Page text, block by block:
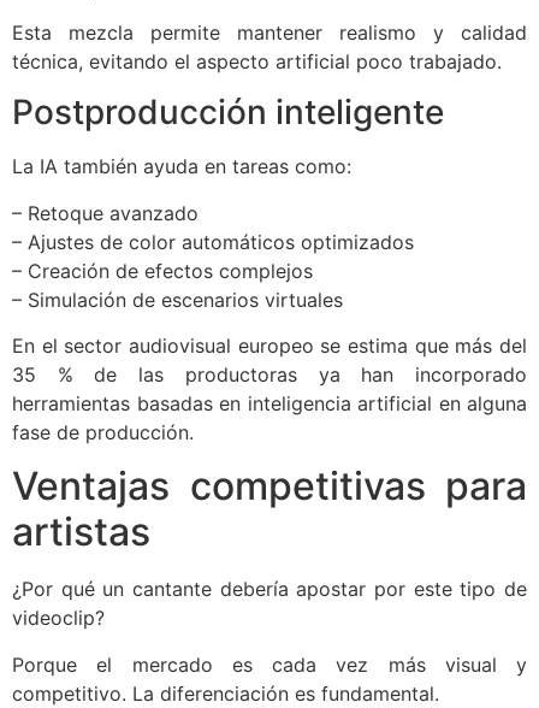
Esta mezcla permite mantener realismo y calidad
técnica, evitando el aspecto artificial poco trabajado.
Postproducción inteligente
La IA también ayuda en tareas como:
– Retoque avanzado
– Ajustes de color automáticos optimizados
– Creación de efectos complejos
– Simulación de escenarios virtuales
En el sector audiovisual europeo se estima que más del
35 % de las productoras ya han incorporado
herramientas basadas en inteligencia artificial en alguna
fase de producción.
Ventajas competitivas para
artistas
¿Por qué un cantante debería apostar por este tipo de
videoclip?
Porque el mercado es cada vez más visual y
competitivo. La diferenciación es fundamental.